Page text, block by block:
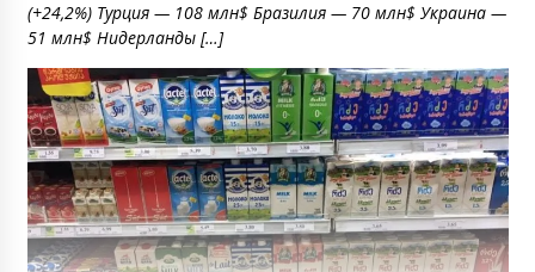
(+24,2%) Турция — 108 млн$ Бразилия — 70 млн$ Украина —
51 млн$ Нидерланды […]